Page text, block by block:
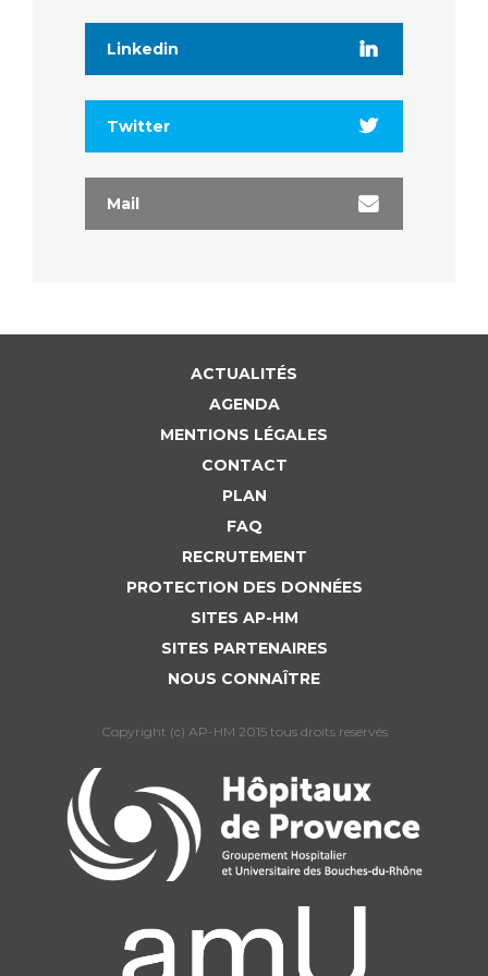
Linkedin
Twitter
Mail
ACTUALITÉS
AGENDA
MENTIONS LÉGALES
CONTACT
PLAN
FAQ
RECRUTEMENT
PROTECTION DES DONNÉES
SITES AP-HM
SITES PARTENAIRES
NOUS CONNAÎTRE
Copyright (c) AP-HM 2015 tous droits reservés